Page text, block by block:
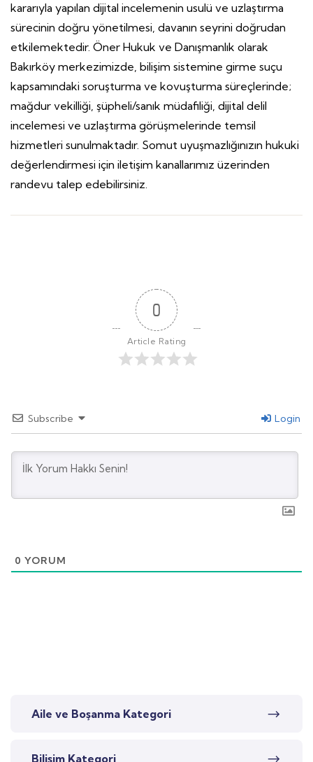
kararıyla yapılan dijital incelemenin usulü ve uzlaştırma
sürecinin doğru yönetilmesi, davanın seyrini doğrudan
etkilemektedir. Öner Hukuk ve Danışmanlık olarak
Bakırköy merkezimizde, bilişim sistemine girme suçu
kapsamındaki soruşturma ve kovuşturma süreçlerinde;
mağdur vekilliği, şüpheli/sanık müdafiliği, dijital delil
incelemesi ve uzlaştırma görüşmelerinde temsil
hizmetleri sunulmaktadır. Somut uyuşmazlığınızın hukuki
değerlendirmesi için iletişim kanallarımız üzerinden
randevu talep edebilirsiniz.
0
Article Rating
Subscribe Login
0 YORUM
Aile ve Boşanma Kategori
Bilişim Kategori